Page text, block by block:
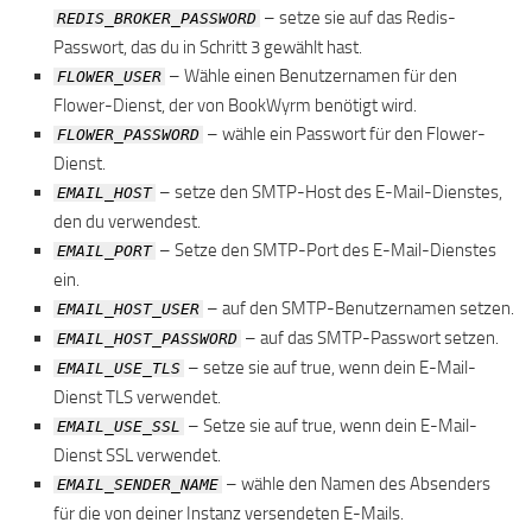
REDIS_BROKER_PASSWORD – setze sie auf das Redis-
Passwort, das du in Schritt 3 gewählt hast.
FLOWER_USER – Wähle einen Benutzernamen für den
Flower-Dienst, der von BookWyrm benötigt wird.
FLOWER_PASSWORD – wähle ein Passwort für den Flower-
Dienst.
EMAIL_HOST – setze den SMTP-Host des E-Mail-Dienstes,
den du verwendest.
EMAIL_PORT – Setze den SMTP-Port des E-Mail-Dienstes
ein.
EMAIL_HOST_USER – auf den SMTP-Benutzernamen setzen.
EMAIL_HOST_PASSWORD – auf das SMTP-Passwort setzen.
EMAIL_USE_TLS – setze sie auf true, wenn dein E-Mail-
Dienst TLS verwendet.
EMAIL_USE_SSL – Setze sie auf true, wenn dein E-Mail-
Dienst SSL verwendet.
EMAIL_SENDER_NAME – wähle den Namen des Absenders
für die von deiner Instanz versendeten E-Mails.